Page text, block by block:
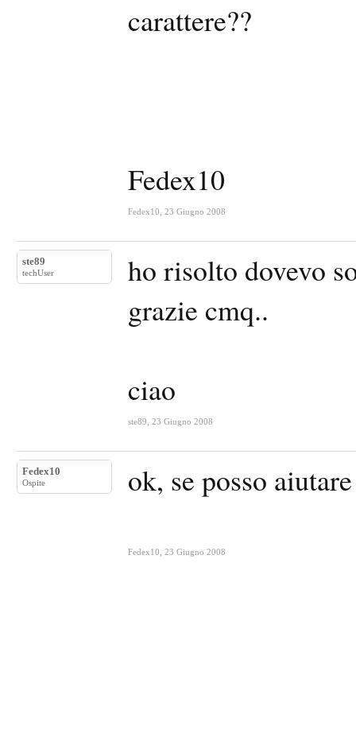
carattere??
Fedex10
Fedex10 23 Giugno 2008
ste89
techUser
ho risolto dovevo
grazie cmq..
ciao
ste89 23 Giugno 2008
Fedex10
Ospite ok, se posso
Fedex10 23 Giugno 2008